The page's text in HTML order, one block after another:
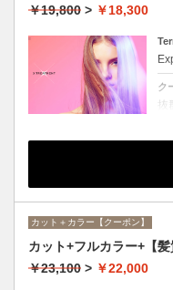
￥19,800 > ￥18,300
ク
カット＋カラー【クーポン】
カット+フルカラー+【
￥23,100 > ￥22,000